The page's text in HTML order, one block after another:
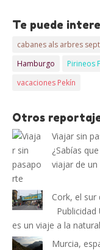
Te puede
cabanes als arbres
Hamburgo
Pirineos
vacaciones Pekín
Otros
Viajar sin
¿Sabías
viajar de
Cork, el sur
Publicidad
es un viaje a la
Murcia,